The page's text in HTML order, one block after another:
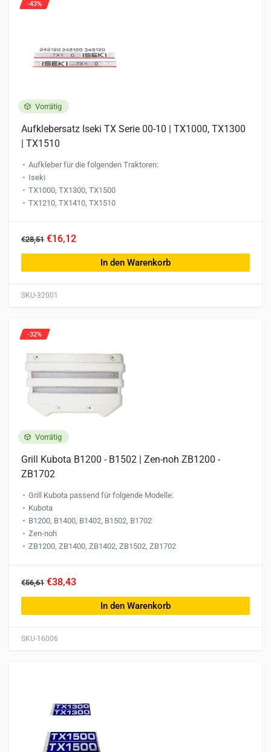
Vorrätig
SKU-32001
-43%
Aufklebersatz Iseki TX Serie 00-10 | TX1000, TX1300
| TX1510
Aufkleber für die folgenden Traktoren:
Iseki
TX1000, TX1300, TX1500
TX1210, TX1410, TX1510
€28,51 €16,12
In den Warenkorb
Vorrätig
SKU-16006
-32%
Grill Kubota B1200 - B1502 | Zen-noh ZB1200 -
ZB1702
Grill Kubota passend für folgende Modelle:
Kubota
B1200, B1400, B1402, B1502, B1702
Zen-noh
ZB1200, ZB1400, ZB1402, ZB1502, ZB1702
€56,61 €38,43
In den Warenkorb